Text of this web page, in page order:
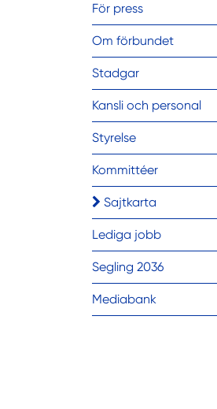
För press
Om förbundet
Stadgar
Kansli och personal
Styrelse
Kommittéer
Sajtkarta
Lediga jobb
Segling 2036
Mediabank